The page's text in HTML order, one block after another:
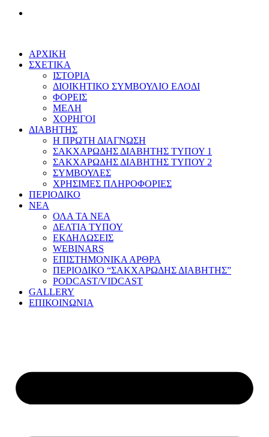
ΑΡΧΙΚΗ
ΣΧΕΤΙΚΑ
ΙΣΤΟΡΙΑ
ΔΙΟΙΚΗΤΙΚΟ ΣΥΜΒΟΥΛΙΟ ΕΛΟΔΙ
ΦΟΡΕΙΣ
ΜΕΛΗ
ΧΟΡΗΓΟΙ
ΔΙΑΒΗΤΗΣ
Η ΠΡΩΤΗ ΔΙΑΓΝΩΣΗ
ΣΑΚΧΑΡΩΔΗΣ ΔΙΑΒΗΤΗΣ ΤΥΠΟΥ 1
ΣΑΚΧΑΡΩΔΗΣ ΔΙΑΒΗΤΗΣ ΤΥΠΟΥ 2
ΣΥΜΒΟΥΛΕΣ
ΧΡΗΣΙΜΕΣ ΠΛΗΡΟΦΟΡΙΕΣ
ΠΕΡΙΟΔΙΚΟ
ΝΕΑ
ΟΛΑ ΤΑ ΝΕΑ
ΔΕΛΤΙΑ ΤΥΠΟΥ
ΕΚΔΗΛΩΣΕΙΣ
WEBINARS
ΕΠΙΣΤΗΜΟΝΙΚΑ ΑΡΘΡΑ
ΠΕΡΙΟΔΙΚΟ “ΣΑΚΧΑΡΩΔΗΣ ΔΙΑΒΗΤΗΣ”
PODCAST/VIDCAST
GALLERY
ΕΠΙΚΟΙΝΩΝΙΑ